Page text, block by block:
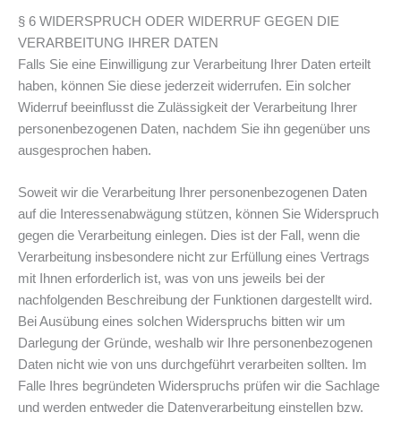
§ 6 WIDERSPRUCH ODER WIDERRUF GEGEN DIE
VERARBEITUNG IHRER DATEN
Falls Sie eine Einwilligung zur Verarbeitung Ihrer Daten erteilt
haben, können Sie diese jederzeit widerrufen. Ein solcher
Widerruf beeinflusst die Zulässigkeit der Verarbeitung Ihrer
personenbezogenen Daten, nachdem Sie ihn gegenüber uns
ausgesprochen haben.
Soweit wir die Verarbeitung Ihrer personenbezogenen Daten
auf die Interessenabwägung stützen, können Sie Widerspruch
gegen die Verarbeitung einlegen. Dies ist der Fall, wenn die
Verarbeitung insbesondere nicht zur Erfüllung eines Vertrags
mit Ihnen erforderlich ist, was von uns jeweils bei der
nachfolgenden Beschreibung der Funktionen dargestellt wird.
Bei Ausübung eines solchen Widerspruchs bitten wir um
Darlegung der Gründe, weshalb wir Ihre personenbezogenen
Daten nicht wie von uns durchgeführt verarbeiten sollten. Im
Falle Ihres begründeten Widerspruchs prüfen wir die Sachlage
und werden entweder die Datenverarbeitung einstellen bzw.